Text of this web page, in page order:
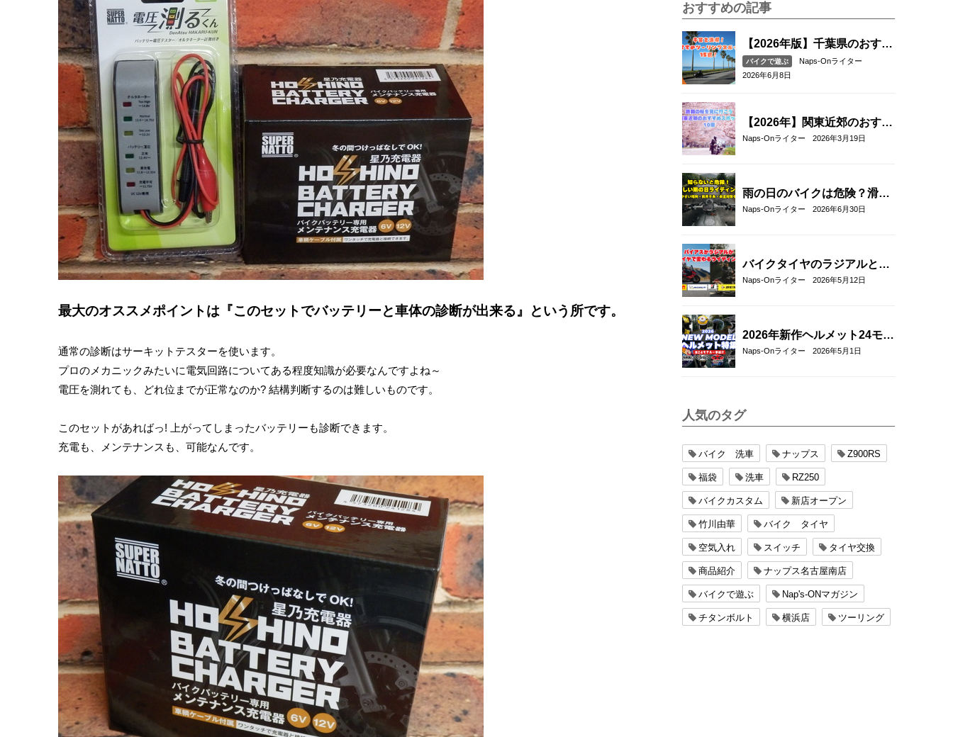
最大のオススメポイントは『このセットでバッテリーと車体の診断が出来る』という所です。
通常の診断はサーキットテスターを使います。
プロのメカニックみたいに電気回路についてある程度知識が必要なんですよね～
電圧を測れても、どれ位までが正常なのか? 結構判断するのは難しいものです。
このセットがあればっ! 上がってしまったバッテリーも診断できます。
充電も、メンテナンスも、可能なんです。
おすすめの記事
【2026年版】千葉県のおすす
めツーリングスポット15選｜
海沿い・絶景・ワインディン
バイクで遊ぶ
Naps-Onライター
2026年6月8日
【2026年】関東近郊のおすす
めお花見ツーリングスポット
Naps-Onライター 2026年3月19日
雨の日のバイクは危険？滑り
やすい場所や安全に走るコツ
Naps-Onライター 2026年6月30日
バイクタイヤのラジアルとバ
イアスの違いとは？特徴・選
Naps-Onライター 2026年5月12日
2026年新作ヘルメット24モデ
ル一挙紹介！アラ
Naps-Onライター 2026年5月1日
人気のタグ
バイク 洗車 ナップス Z900RS
福袋 洗車 RZ250
バイクカスタム 新店オープン
竹川由華 バイク タイヤ
空気入れ スイッチ タイヤ交換
商品紹介 ナップス名古屋南店
バイクで遊ぶ Nap's-ONマガジン
チタンボルト 横浜店 ツーリング